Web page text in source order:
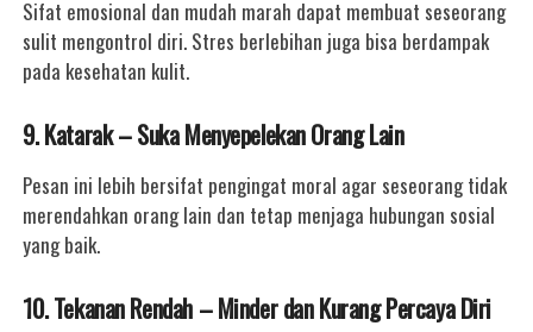
Sifat emosional dan mudah marah dapat membuat seseorang
sulit mengontrol diri. Stres berlebihan juga bisa berdampak
pada kesehatan kulit.
9. Katarak – Suka Menyepelekan Orang Lain
Pesan ini lebih bersifat pengingat moral agar seseorang tidak
merendahkan orang lain dan tetap menjaga hubungan sosial
yang baik.
10. Tekanan Rendah – Minder dan Kurang Percaya Diri